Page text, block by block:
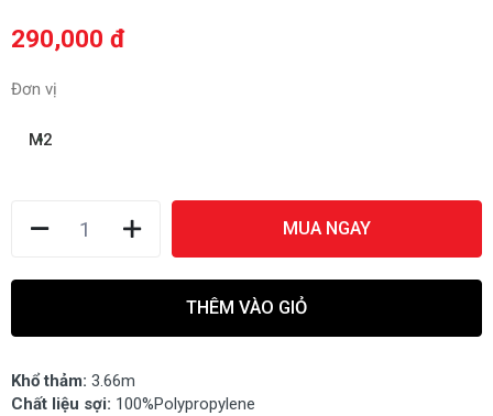
290,000 đ
Đơn vị
M2
MUA NGAY
THÊM VÀO GIỎ
Khổ thảm: 3.66m
Chất liệu sợi: 100%Polypropylene